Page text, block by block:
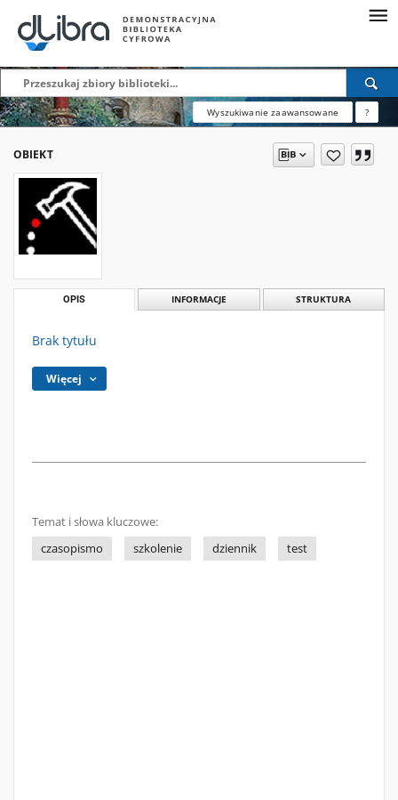
Wyszukiwanie zaawansowane ?
OBIEKT
OPIS INFORMACJE STRUKTURA
Brak tytułu
Więcej
Temat i słowa kluczowe:
czasopismo
szkolenie dziennik test